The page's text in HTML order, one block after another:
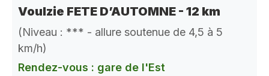
Voulzie FETE D’AUTOMNE - 12 km
(Niveau : *** - allure soutenue de 4,5 à 5
km/h)
Rendez-vous : gare de l'Est